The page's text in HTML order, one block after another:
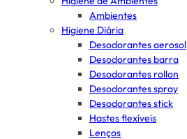
Ambientes
Higiene Diária
Desodorantes aerosol
Desodorantes barra
Desodorantes rollon
Desodorantes spray
Desodorantes stick
Hastes flexíveis
Lenços